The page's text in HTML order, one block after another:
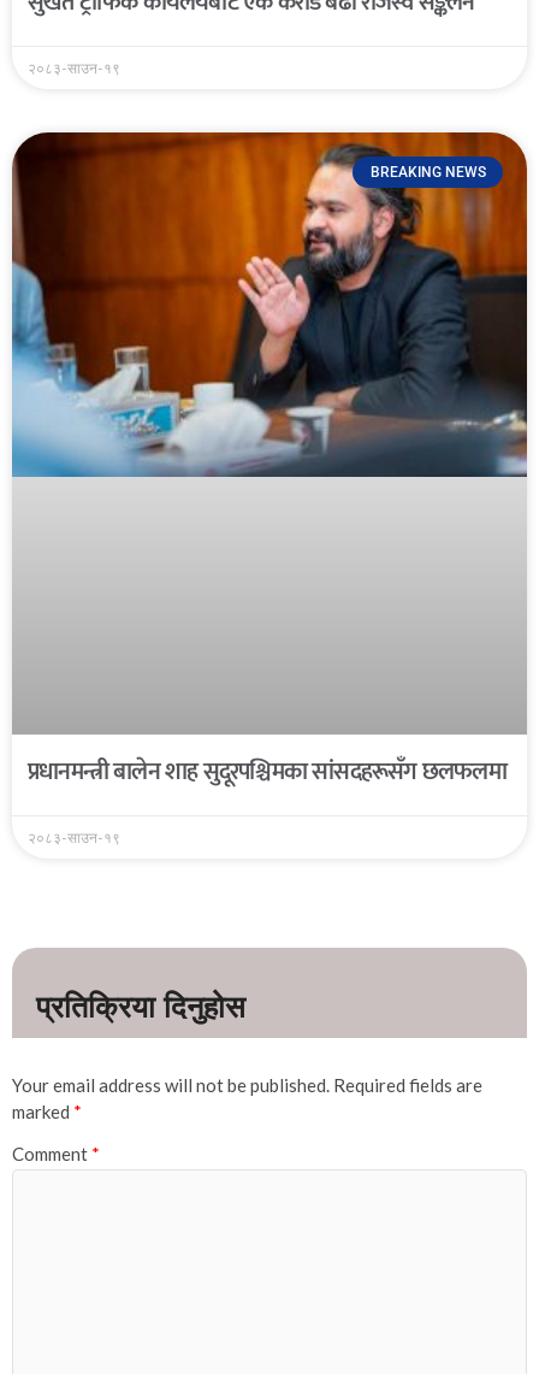
२०८३-साउन-१९
BREAKING NEWS
प्रधानमन्त्री बालेन शाह सुदूरपश्चिमका सांसदहरूसँग छलफलमा
२०८३-साउन-१९
Your email address will not be published. Required fields are
marked *
Comment *